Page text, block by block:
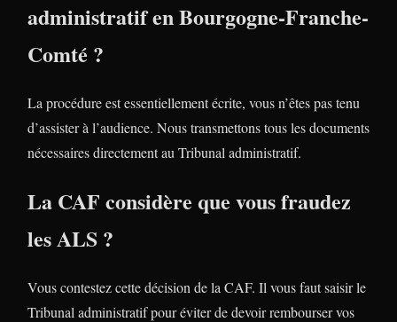
administratif en Bourgogne-Franche-
Comté ?
La procédure est essentiellement écrite, vous n’êtes pas tenu
d’assister à l’audience. Nous transmettons tous les documents
nécessaires directement au Tribunal administratif.
La CAF considère que vous fraudez
les ALS ?
Vous contestez cette décision de la CAF. Il vous faut saisir le
Tribunal administratif pour éviter de devoir rembourser vos